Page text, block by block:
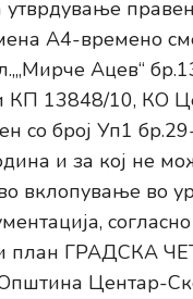
утврдување
А4-времено
Ацев“
КП 13848/10, КО
со број Уп1
и за кој не
вклопување во
план ГРАДСКА
Центар-